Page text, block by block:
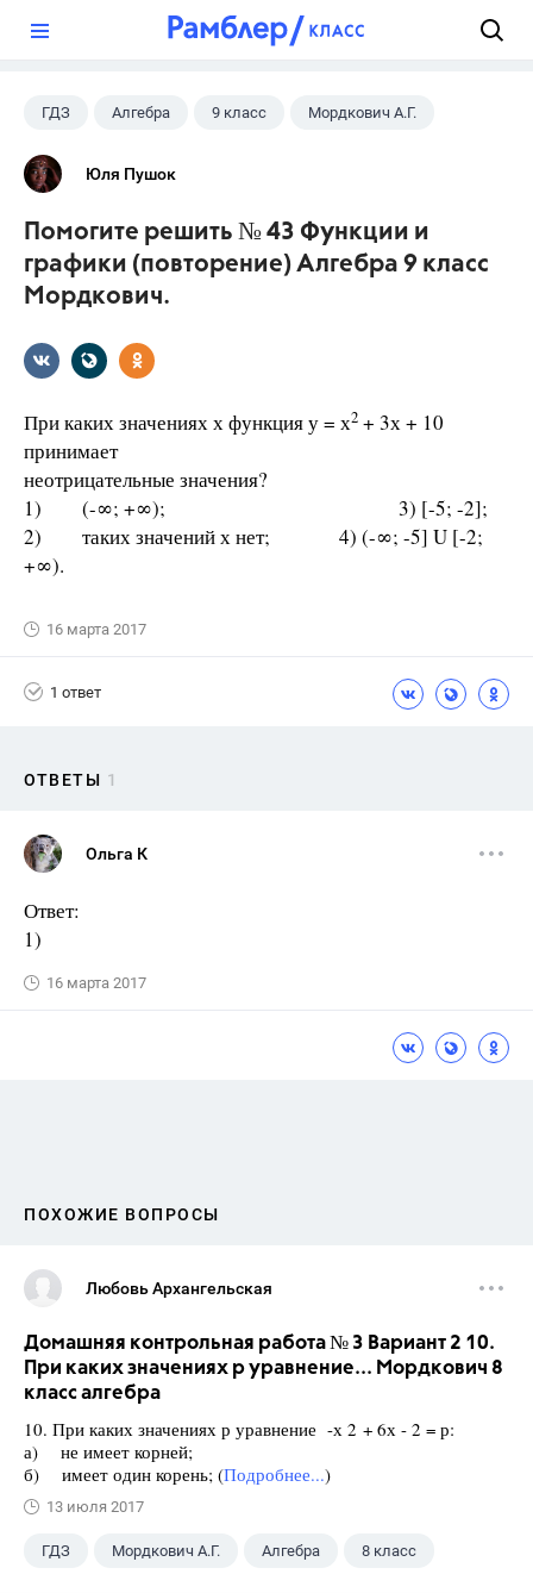
ГДЗ Алгебра 9 класс Мордкович А.Г.
Юля Пушок
Помогите решить № 43 Функции и
графики (повторение) Алгебра 9 класс
Мордкович.
При каких значениях х функция у = х2 + 3х + 10
принимает
неотрицательные значения?
1) (-∞; +∞); 3) [-5; -2];
2) таких значений х нет; 4) (-∞; -5] U [-2;
+∞).
16 марта 2017
1 ответ
ОТВЕТЫ 1
Ольга К
Ответ:
1)
16 марта 2017
ПОХОЖИЕ ВОПРОСЫ
Любовь Архангельская
Домашняя контрольная работа № 3 Вариант 2 10.
При каких значениях р уравнение... Мордкович 8
класс алгебра
10. При каких значениях р уравнение -х 2 + 6х - 2 = р:
а) не имеет корней;
б) имеет один корень; (Подробнее...)
13 июля 2017
ГДЗ Мордкович А.Г. Алгебра 8 класс